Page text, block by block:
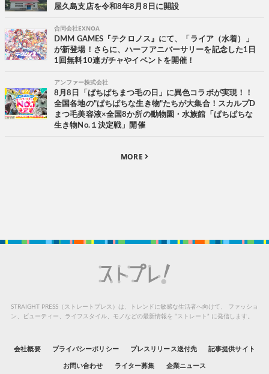
屋久島支店を令和8年8月8日に開設
合同会社EXNOA
DMM GAMES『テクロノス』にて、「ライア（水着）」
が新登場！さらに、ハーフアニバーサリーを記念した1日
1回無料10連ガチャやイベントを開催！
アンファー株式会社
8月8日「ぱちぱちまつ毛の日」に異色コラボが実現！！
全国各地の"ぱちぱちな生き物"たちが大集合！スカルプD
まつ毛美容液×全国8か所の動物園・水族館「ぱちぱちな
生き物No.１決定戦」開催
MORE
STRAIGHT PRESS（ストレートプレス）は、トレンドに敏感な生活者へ向けて、
ファッショ
ン、ビューティー、ライフスタイル、モノなどの最新情報を “ストレート” に発信します。
会社概要 プライバシーポリシー プレスリリース送付先 記事提供サイト
お問い合わせ ライター募集 企業ニュース